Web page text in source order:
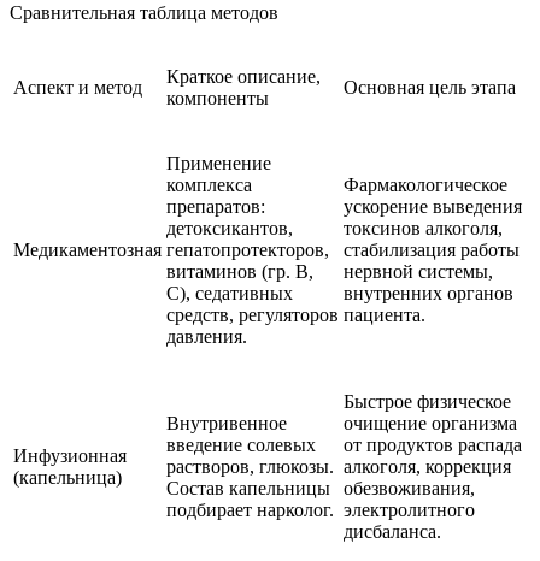
Сравнительная таблица методов
Аспект и метод
Краткое описание,
компоненты
Основная цель этапа
Медикаментозная
Применение
комплекса
препаратов:
детоксикантов,
гепатопротекторов,
витаминов (гр. B,
C), седативных
средств, регуляторов
давления.
Фармакологическое
ускорение выведения
токсинов алкоголя,
стабилизация работы
нервной системы,
внутренних органов
пациента.
Инфузионная
(капельница)
Внутривенное
введение солевых
растворов, глюкозы.
Состав капельницы
подбирает нарколог.
Быстрое физическое
очищение организма
от продуктов распада
алкоголя, коррекция
обезвоживания,
электролитного
дисбаланса.